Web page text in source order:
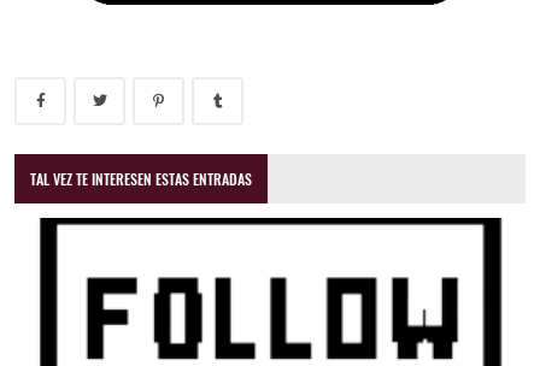
TAL VEZ TE INTERESEN ESTAS ENTRADAS